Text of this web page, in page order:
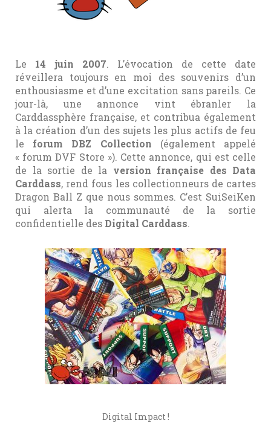
Le 14 juin 2007. L’évocation de cette date
réveillera toujours en moi des souvenirs d’un
enthousiasme et d’une excitation sans pareils. Ce
jour-là, une annonce vint ébranler la
Carddassphère française, et contribua également
à la création d’un des sujets les plus actifs de feu
le forum DBZ Collection (également appelé
« forum DVF Store »). Cette annonce, qui est celle
de la sortie de la version française des Data
Carddass, rend fous les collectionneurs de cartes
Dragon Ball Z que nous sommes. C’est SuiSeiKen
qui alerta la communauté de la sortie
confidentielle des Digital Carddass.
Digital Impact !